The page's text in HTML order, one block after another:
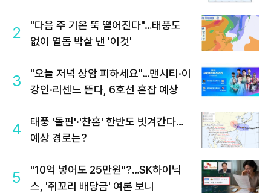
2
"다음 주 기온 뚝 떨어진다"…태풍도
없이 열돔 박살 낸 '이것'
3
"오늘 저녁 상암 피하세요"…맨시티·이
강인·리센느 뜬다, 6호선 혼잡 예상
4
태풍 '돌핀'·'찬홈' 한반도 빗겨간다…
예상 경로는?
5
"10억 넣어도 25만원"?…SK하이닉
스, '쥐꼬리 배당금' 여론 보니